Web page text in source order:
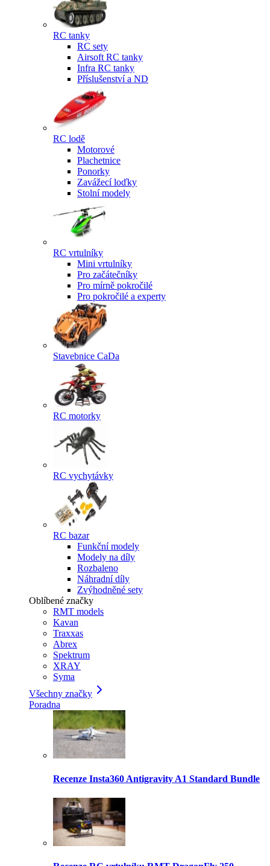
RC tanky
RC sety
Airsoft RC tanky
Infra RC tanky
Příslušenství a ND
RC lodě
Motorové
Plachetnice
Ponorky
Zavážecí loďky
Stolní modely
RC vrtulníky
Mini vrtulníky
Pro začátečníky
Pro mírně pokročilé
Pro pokročilé a experty
Stavebnice CaDa
RC motorky
RC vychytávky
RC bazar
Funkční modely
Modely na díly
Rozbaleno
Náhradní díly
Zvýhodněné sety
Oblíbené značky
RMT models
Kavan
Traxxas
Abrex
Spektrum
XRAY
Syma
Všechny značky
Poradna
Recenze Insta360 Antigravity A1 Standard Bundle